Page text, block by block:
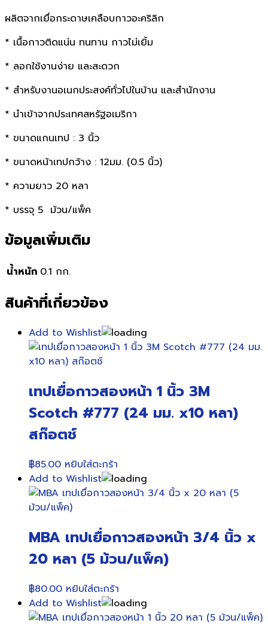
ผลิตจากเยื่อกระดาษเคลือบกาวอะคริลิก
* เนื้อกาวติดแน่น ทนทาน กาวไม่เยิ้ม
* ลอกใช้งานง่าย และสะดวก
* สำหรับงานอเนกประสงค์ทั่วไปในบ้าน และสำนักงาน
* นำเข้าจากประเทศสหรัฐอเมริกา
* ขนาดแกนเทป : 3 นิ้ว
* ขนาดหน้าเทปกว้าง : 12มม. (0.5 นิ้ว)
* ความยาว 20 หลา
* บรรจุ 5 ม้วน/แพ็ค
ข้อมูลเพิ่มเติม
น้ำหนัก 0.1 กก.
สินค้าที่เกี่ยวข้อง
Add to Wishlist
เทปเยื่อกาวสองหน้า 1 นิ้ว 3M
Scotch #777 (24 มม. x10 หลา)
สก๊อตช์
฿85.00 หยิบใส่ตะกร้า
Add to Wishlist
MBA เทปเยื่อกาวสองหน้า 3/4 นิ้ว x
20 หลา (5 ม้วน/แพ็ค)
฿80.00 หยิบใส่ตะกร้า
Add to Wishlist